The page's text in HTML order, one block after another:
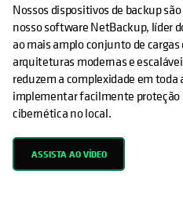
Nossos dispositivos de backup
nosso software NetBackup, líder
ao mais amplo conjunto de
arquiteturas modernas e
reduzem a complexidade em
implementar facilmente proteção
cibernética no local.
ASSISTA AO VÍDEO